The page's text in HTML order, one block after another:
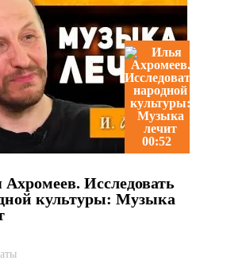
00:52
Исследовать
культуры: Музыка